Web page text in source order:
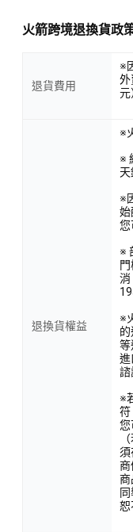
火箭跨境退換貨政
退貨費用
※
外
元
退換貨權益
※
※
天
※
始
您
※
消
※
等
進
諮
※
符
您
須
商
商
恕